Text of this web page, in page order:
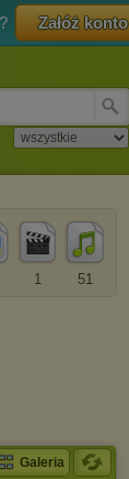
Załóż konto
51
1
Galeria